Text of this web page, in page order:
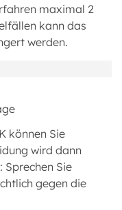
maximal 2
kann das
werden.
können Sie
wird dann
Sie
gegen die